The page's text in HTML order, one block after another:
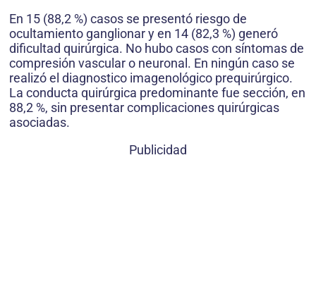
En 15 (88,2 %) casos se presentó riesgo de
ocultamiento ganglionar y en 14 (82,3 %) generó
dificultad quirúrgica. No hubo casos con síntomas de
compresión vascular o neuronal. En ningún caso se
realizó el diagnostico imagenológico prequirúrgico.
La conducta quirúrgica predominante fue sección, en
88,2 %, sin presentar complicaciones quirúrgicas
asociadas.
Publicidad